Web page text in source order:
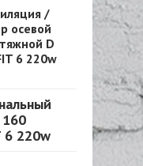
/
осевой
D
6 220w
6 220w